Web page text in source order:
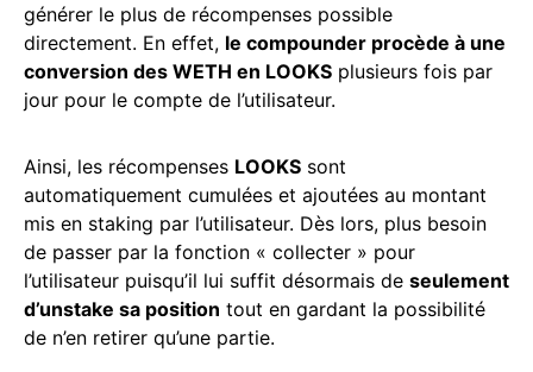
générer le plus de récompenses possible
directement. En effet, le compounder procède à une
conversion des WETH en LOOKS plusieurs fois par
jour pour le compte de l’utilisateur.
Ainsi, les récompenses LOOKS sont
automatiquement cumulées et ajoutées au montant
mis en staking par l’utilisateur. Dès lors, plus besoin
de passer par la fonction « collecter » pour
l’utilisateur puisqu’il lui suffit désormais de seulement
d’unstake sa position tout en gardant la possibilité
de n’en retirer qu’une partie.